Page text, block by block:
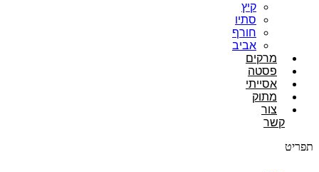
קיץ
סתיו
חורף
אביב
מרקים
פסטה
אסייתי
מתוק
צור
קשר
תפריט